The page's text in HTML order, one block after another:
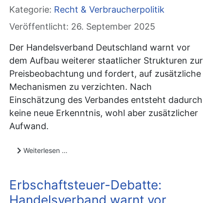
Kategorie: Recht & Verbraucherpolitik
Veröffentlicht: 26. September 2025
Der Handelsverband Deutschland warnt vor
dem Aufbau weiterer staatlicher Strukturen zur
Preisbeobachtung und fordert, auf zusätzliche
Mechanismen zu verzichten. Nach
Einschätzung des Verbandes entsteht dadurch
keine neue Erkenntnis, wohl aber zusätzlicher
Aufwand.
Weiterlesen …
Erbschaftsteuer-Debatte:
Handelsverband warnt vor